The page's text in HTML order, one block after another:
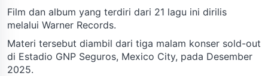
Film dan album yang terdiri dari 21 lagu ini dirilis
melalui Warner Records.
Materi tersebut diambil dari tiga malam konser sold-out
di Estadio GNP Seguros, Mexico City, pada Desember
2025.